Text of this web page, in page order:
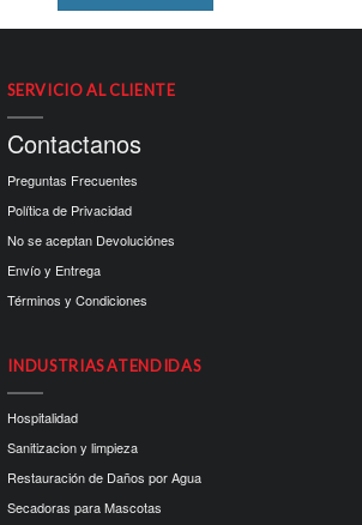
SERVICIO AL CLIENTE
Contactanos
Preguntas Frecuentes
Política de Privacidad
No se aceptan Devoluciónes
Envío y Entrega
Términos y Condiciones
INDUSTRIAS ATENDIDAS
Hospitalidad
Sanitizacion y limpieza
Restauración de Daños por Agua
Secadoras para Mascotas